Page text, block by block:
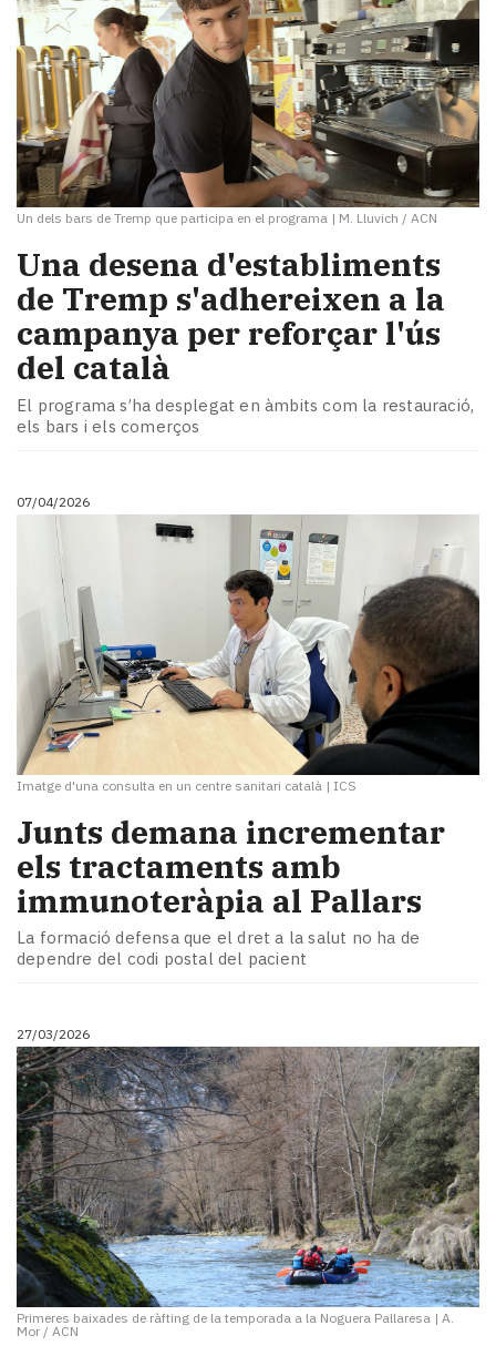
Un dels bars de Tremp que participa en el programa | M. Lluvich / ACN
​Una desena d'establiments
de Tremp s'adhereixen a la
campanya per reforçar l'ús
del català
El programa s’ha desplegat en àmbits com la restauració,
els bars i els comerços
07/04/2026
Imatge d'una consulta en un centre sanitari català | ICS
Junts demana incrementar
els tractaments amb
immunoteràpia al Pallars
La formació defensa que el dret a la salut no ha de
dependre del codi postal del pacient
27/03/2026
Primeres baixades de ràfting de la temporada a la Noguera Pallaresa | A.
Mor / ACN